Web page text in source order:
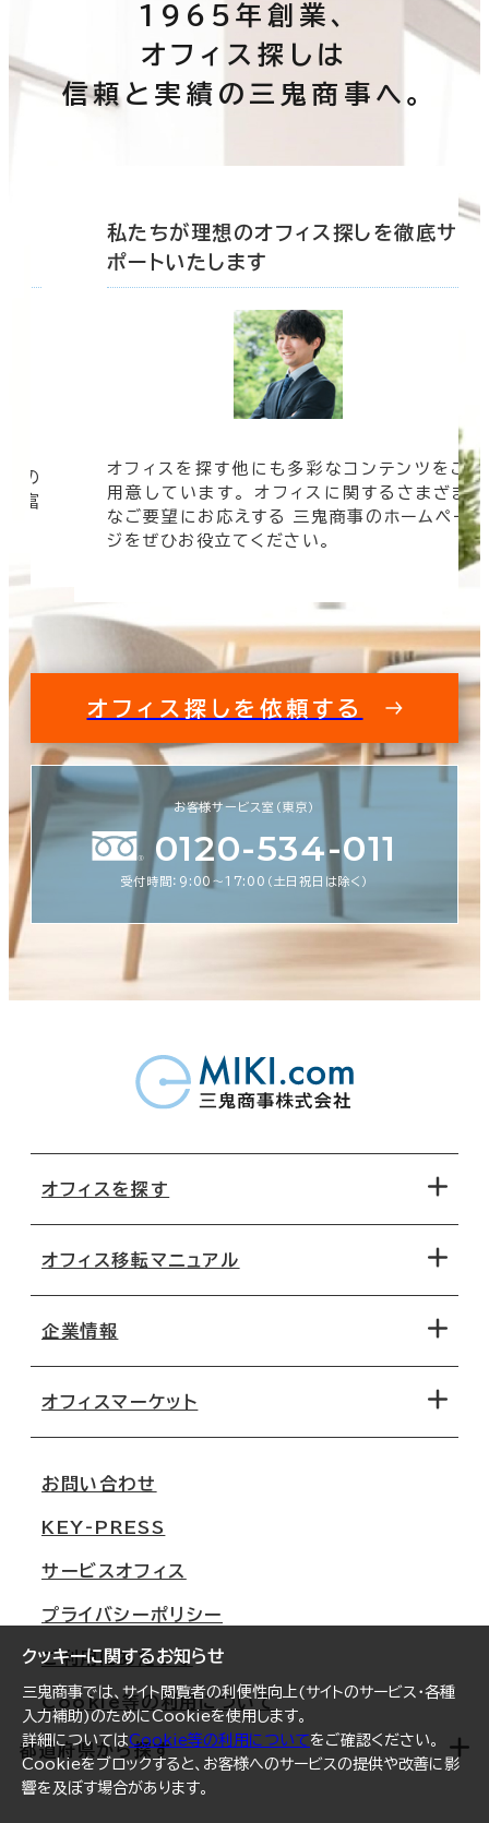
クッキーに関するお知らせ
三鬼商事では、サイト閲覧者の利便性向上(サイトのサービス・各種
入力補助)のためにCookieを使用します。
詳細についてはCookie等の利用についてをご確認ください。
Cookieをブロックすると、お客様へのサービスの提供や改善に影
響を及ぼす場合があります。
1965年創業、
オフィス探しは
信頼と実績の三鬼商事へ。
の
豊富
私たちが理想のオフィス探しを徹底サ
ポートいたします
オフィスを探す他にも多彩なコンテンツをご
用意しています。 オフィスに関するさまざま
なご要望にお応えする 三鬼商事のホームペー
ジをぜひお役立てください。
オフィス探しを依頼する
お客様サービス室（東京）
0120-534-011
受付時間：9:00〜17:00（土日祝日は除く）
オフィスを探す
地図から探す
路線・駅から探す
オフィス移転マニュアル
移転コストシミュレーション
移転スケジュール
オフィス移転Q&A
企業情報
オフィスマーケット
大阪
名古屋
札幌
仙台
横浜
福岡
オフィスリポート
お問い合わせ
KEY-PRESS
サービスオフィス
プライバシーポリシー
ご利用にあたって
Cookie等の利用について
都道府県から探す